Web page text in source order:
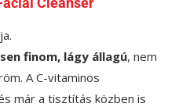
finom, lágy állagú, nem
A C-vitaminos
már a tisztítás közben is